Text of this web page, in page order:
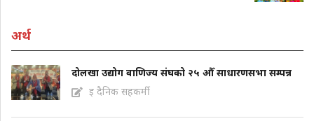
अर्थ
दोलखा उद्योग वाणिज्य संघको २५ औँ साधारणसभा सम्पन्न
इ दैनिक सहकर्मी